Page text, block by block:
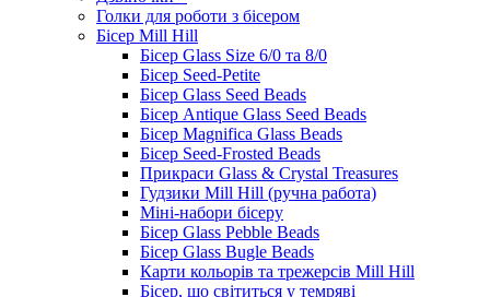
Голки для роботи з бісером
Бісер Mill Hill
Бісер Glass Size 6/0 та 8/0
Бісер Seed-Petite
Бісер Glass Seed Beads
Бісер Antique Glass Seed Beads
Бісер Magnifica Glass Beads
Бісер Seed-Frosted Beads
Прикраси Glass & Crystal Treasures
Гудзики Mill Hill (ручна работа)
Міні-набори бісеру
Бісер Glass Pebble Beads
Бісер Glass Bugle Beads
Карти кольорів та трежерсів Mill Hill
Бісер, що світиться у темряві